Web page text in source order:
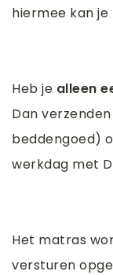
hiermee kan je
Heb je alleen
Dan
beddengoed)
werkdag met
Het matras
versturen